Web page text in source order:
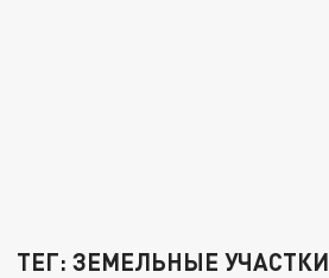
ТЕГ: ЗЕМЕЛЬНЫЕ УЧАСТКИ